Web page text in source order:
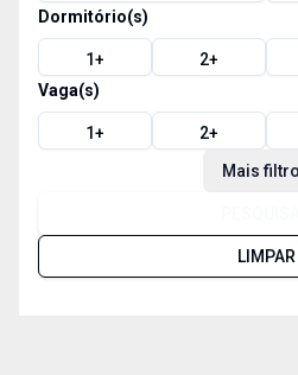
Dormitório(s)
1+ 2+
Vaga(s)
1+ 2+
Mais
LIMPAR